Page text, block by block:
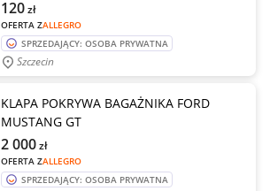
OFERTA ZALLEGRO
120zł
SPRZEDAJĄCY: OSOBA PRYWATNA
Szczecin
KLAPA POKRYWA BAGAŻNIKA FORD
MUSTANG GT
OFERTA ZALLEGRO
2 000zł
SPRZEDAJĄCY: OSOBA PRYWATNA